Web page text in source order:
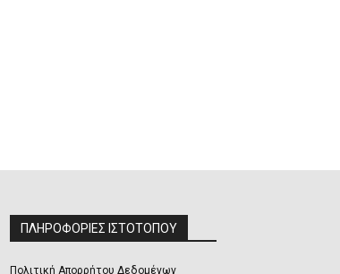
ΠΛΗΡΟΦΟΡΙΕΣ ΙΣΤΟΤΟΠΟΥ
Πολιτική Απορρήτου Δεδομένων